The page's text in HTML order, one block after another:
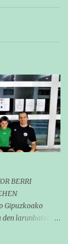
BERRI
Gipuzkoako
larunbatean